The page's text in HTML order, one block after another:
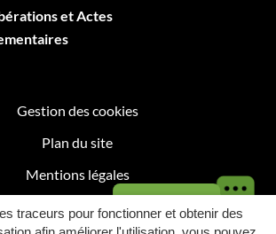
traceurs pour fonctionner et obtenir des
et Actes
Gestion des cookies
Plan du site
Mentions légales
de confidentialitéBesoin d'aide ?